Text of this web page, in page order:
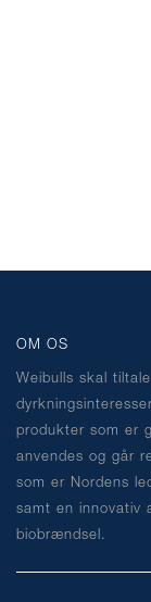
OM OS
Weibulls skal
produkter som er
anvendes og går
som er Nordens
samt en innovativ
biobrændsel.